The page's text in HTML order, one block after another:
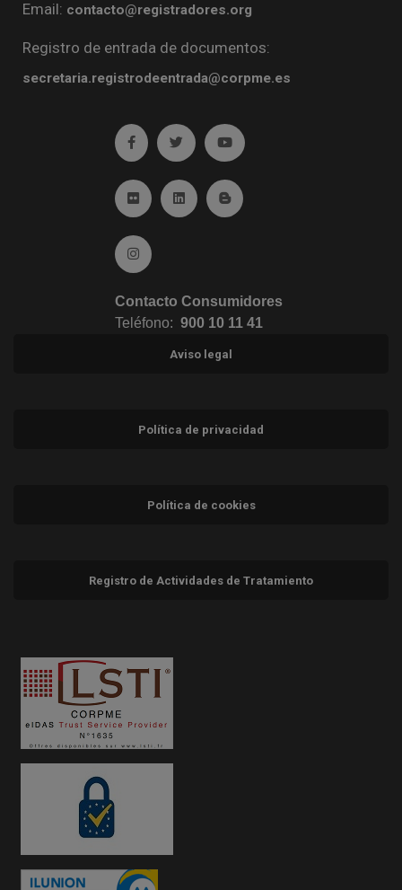
Email: contacto@registradores.org
Registro de entrada de documentos:
secretaria.registrodeentrada@corpme.es
Ir a facebook (abre en ventana nueva)
Ir a twitter (abre en ventana nueva)
Ir a YouTube (abre en
Ir a Flickr (abre en ventana nueva)
Ir a Linkedin (abre en ventana nueva)
Ir al Blog (abre en ventana
Ir a Instagram (abre en ventana nueva)
Contacto Consumidores
Teléfono: 900 10 11 41
Aviso legal
Política de privacidad
Política de cookies
Registro de Actividades de Tratamiento